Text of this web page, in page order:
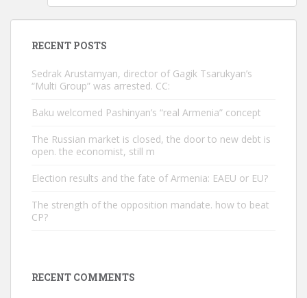
RECENT POSTS
Sedrak Arustamyan, director of Gagik Tsarukyan’s
“Multi Group” was arrested. CC:
Baku welcomed Pashinyan’s “real Armenia” concept
The Russian market is closed, the door to new debt is
open. the economist, still m
Election results and the fate of Armenia: EAEU or EU?
The strength of the opposition mandate. how to beat
CP?
RECENT COMMENTS